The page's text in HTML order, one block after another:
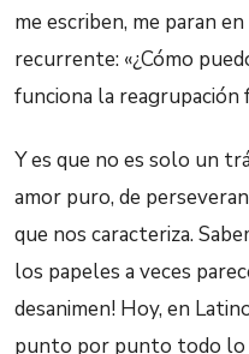
me escriben, me paran
recurrente: «¿Cómo
funciona la reagrupación
Y es que no es solo un
amor puro, de
que nos caracteriza.
los papeles a veces
desanimen! Hoy, en
punto por punto todo lo